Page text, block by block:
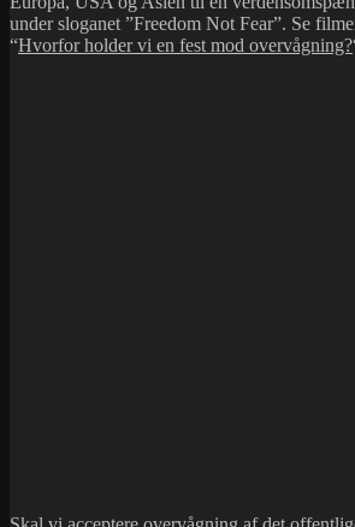
under sloganet ”Freedom Not Fear”. Se
“Hvorfor holder vi en fest mod overvågning?